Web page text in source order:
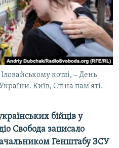
котлі, – День
Київ, Стіна пам'яті.
бійців у
Свобода записало
Генштабу ЗСУ